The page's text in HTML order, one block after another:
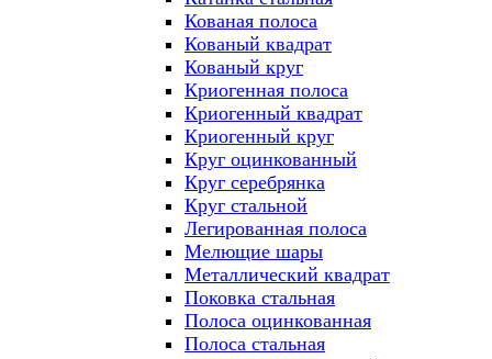
Кованая полоса
Кованый квадрат
Кованый круг
Криогенная полоса
Криогенный квадрат
Криогенный круг
Круг оцинкованный
Круг серебрянка
Круг стальной
Легированная полоса
Мелющие шары
Металлический квадрат
Поковка стальная
Полоса оцинкованная
Полоса стальная